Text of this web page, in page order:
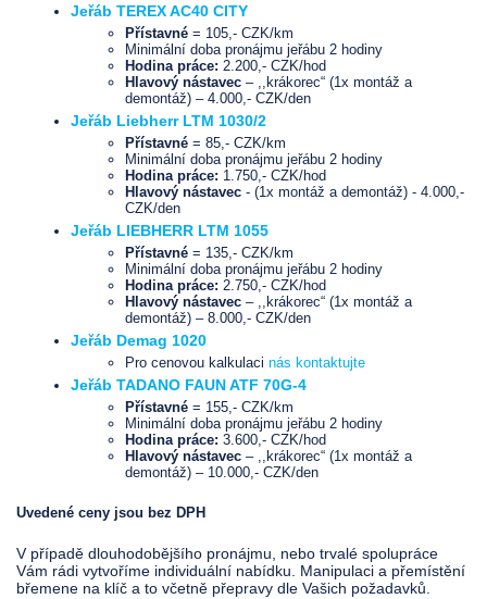
Jeřáb TEREX AC40 CITY
Přístavné = 105,- CZK/km
Minimální doba pronájmu jeřábu 2 hodiny
Hodina práce: 2.200,- CZK/hod
Hlavový nástavec – ,,krákorec“ (1x montáž a
demontáž) – 4.000,- CZK/den
Jeřáb Liebherr LTM 1030/2
Přístavné = 85,- CZK/km
Minimální doba pronájmu jeřábu 2 hodiny
Hodina práce: 1.750,- CZK/hod
Hlavový nástavec - (1x montáž a demontáž) - 4.000,-
CZK/den
Jeřáb LIEBHERR LTM 1055
Přístavné = 135,- CZK/km
Minimální doba pronájmu jeřábu 2 hodiny
Hodina práce: 2.750,- CZK/hod
Hlavový nástavec – ,,krákorec“ (1x montáž a
demontáž) – 8.000,- CZK/den
Jeřáb Demag 1020
Pro cenovou kalkulaci nás kontaktujte
Jeřáb TADANO FAUN ATF 70G-4
Přístavné = 155,- CZK/km
Minimální doba pronájmu jeřábu 2 hodiny
Hodina práce: 3.600,- CZK/hod
Hlavový nástavec – ,,krákorec“ (1x montáž a
demontáž) – 10.000,- CZK/den
Uvedené ceny jsou bez DPH
V případě dlouhodobějšího pronájmu, nebo trvalé spolupráce
Vám rádi vytvoříme individuální nabídku. Manipulaci a přemístění
břemene na klíč a to včetně přepravy dle Vašich požadavků.